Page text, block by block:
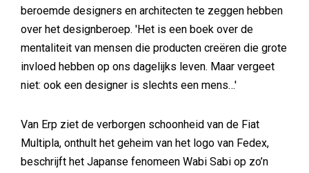
beroemde designers en architecten te zeggen hebben
over het designberoep. 'Het is een boek over de
mentaliteit van mensen die producten creëren die grote
invloed hebben op ons dagelijks leven. Maar vergeet
niet: ook een designer is slechts een mens…'
Van Erp ziet de verborgen schoonheid van de Fiat
Multipla, onthult het geheim van het logo van Fedex,
beschrijft het Japanse fenomeen Wabi Sabi op zo’n